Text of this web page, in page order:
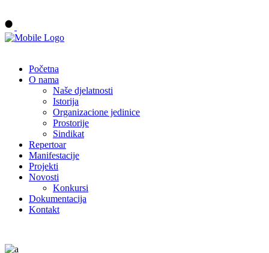
Početna
O nama
Naše djelatnosti
Istorija
Organizacione jedinice
Prostorije
Sindikat
Repertoar
Manifestacije
Projekti
Novosti
Konkursi
Dokumentacija
Kontakt